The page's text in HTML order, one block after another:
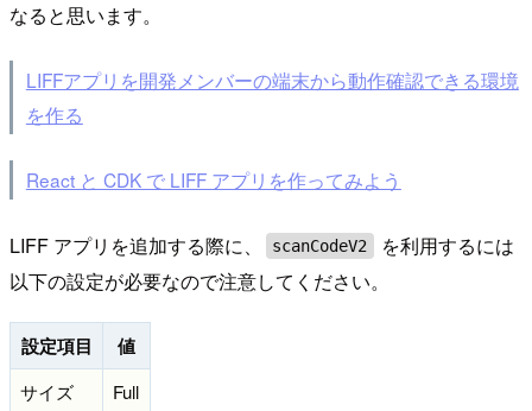
なると思います。
LIFFアプリを開発メンバーの端末から動作確認できる環境
を作る
React と CDK で LIFF アプリを作ってみよう
LIFF アプリを追加する際に、 scanCodeV2
を利用するには
以下の設定が必要なので注意してください。
設定項目 値
サイズ Full